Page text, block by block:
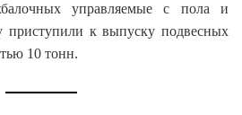
управляемые с пола и
к выпуску подвесных
10 тонн.